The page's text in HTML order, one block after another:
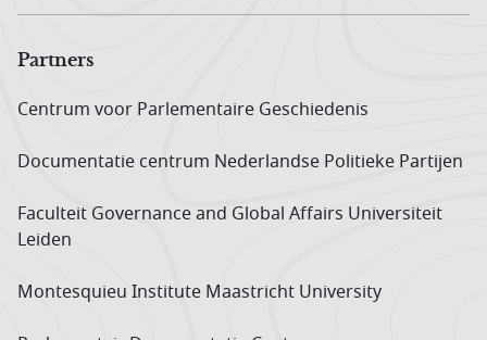
Partners
Centrum voor Parlementaire Geschiedenis
Documentatie centrum Neder­landse Politieke Partijen
Faculteit Governance and Global Affairs Universiteit
Leiden
Montesquieu Institute Maastricht University